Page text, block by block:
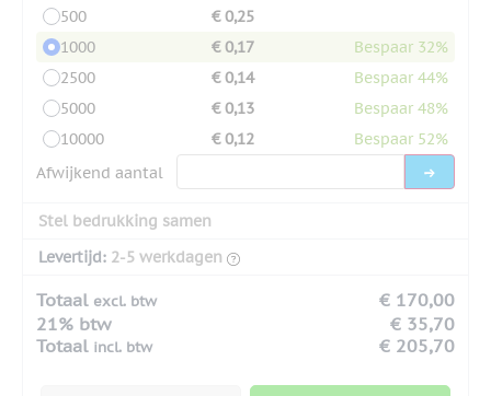
500
€ 0,25
1000
€ 0,17
Bespaar 32%
2500
€ 0,14
Bespaar 44%
5000
€ 0,13
Bespaar 48%
10000
€ 0,12
Bespaar 52%
Afwijkend aantal
Stel bedrukking samen
Levertijd: 2-5 werkdagen
Totaal excl. btw
€ 170,00
21% btw
€ 35,70
Totaal incl. btw € 205,70